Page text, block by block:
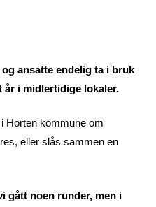
ansatte endelig ta i bruk
år i midlertidige lokaler.
Horten kommune om
eller slås sammen en
gått noen runder, men i